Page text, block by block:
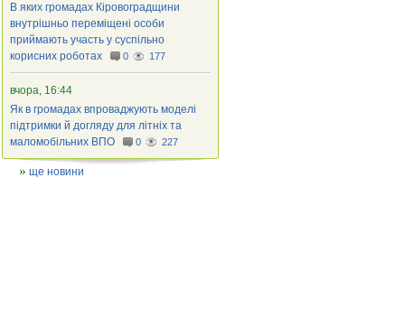
В яких громадах Кіровоградщини
внутрішньо переміщені особи
приймають участь у суспільно
корисних роботах
0 177
вчора, 16:44
Як в громадах впроваджують моделі
підтримки й догляду для літніх та
маломобільних ВПО
0 227
ще новини